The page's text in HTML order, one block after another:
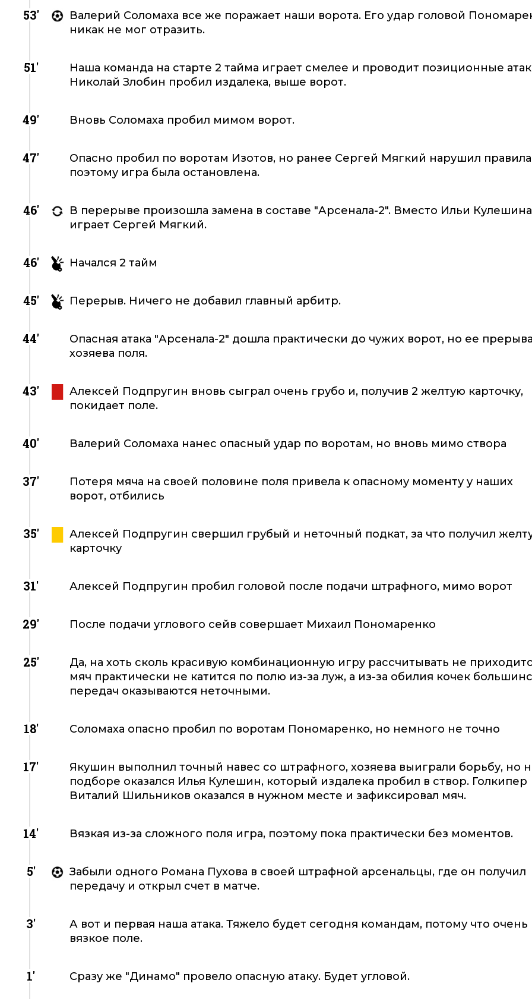
53'
Валерий Соломаха все же поражает наши ворота. Его удар головой
никак не мог отразить.
51'
Наша команда на старте 2 тайма играет смелее и проводит позиционные
Николай Злобин пробил издалека, выше ворот.
49' Вновь Соломаха пробил мимом ворот.
47'
Опасно пробил по воротам Изотов, но ранее Сергей Мягкий нарушил
поэтому игра была остановлена.
46'
В перерыве произошла замена в составе "Арсенала-2". Вместо Ильи Кулешина
играет Сергей Мягкий.
46' Начался 2 тайм
45' Перерыв. Ничего не добавил главный арбитр.
44'
Опасная атака "Арсенала-2" дошла практически до чужих ворот, но ее
хозяева поля.
43'
Алексей Подпругин вновь сыграл очень грубо и, получив 2 желтую карточку,
покидает поле.
40' Валерий Соломаха нанес опасный удар по воротам, но вновь мимо створа
37'
Потеря мяча на своей половине поля привела к опасному моменту у наших
ворот, отбились
35'
Алексей Подпругин свершил грубый и неточный подкат, за что получил
карточку
31' Алексей Подпругин пробил головой после подачи штрафного, мимо ворот
29' После подачи углового сейв совершает Михаил Пономаренко
25'
Да, на хоть сколь красивую комбинационную игру рассчитывать не
мяч практически не катится по полю из-за луж, а из-за обилия кочек
передач оказываются неточными.
18' Соломаха опасно пробил по воротам Пономаренко, но немного не точно
17'
Якушин выполнил точный навес со штрафного, хозяева выиграли борьбу, но
подборе оказался Илья Кулешин, который издалека пробил в створ. Голкипер
Виталий Шильников оказался в нужном месте и зафиксировал мяч.
14' Вязкая из-за сложного поля игра, поэтому пока практически без моментов.
5'
Забыли одного Романа Пухова в своей штрафной арсенальцы, где он получил
передачу и открыл счет в матче.
3'
А вот и первая наша атака. Тяжело будет сегодня командам, потому что очень
вязкое поле.
1' Сразу же "Динамо" провело опасную атаку. Будет угловой.